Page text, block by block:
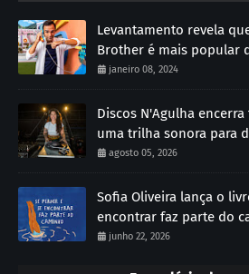
Levantamento revela
Brother é mais popular
janeiro 08, 2024
Discos N'Agulha
uma trilha sonora para
agosto 05, 2026
Sofia Oliveira lança o
encontrar faz parte do
junho 22, 2026